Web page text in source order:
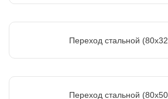
Переход стальной
Переход стальной